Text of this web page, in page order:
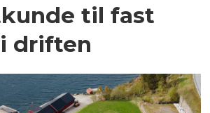
til fast
driften